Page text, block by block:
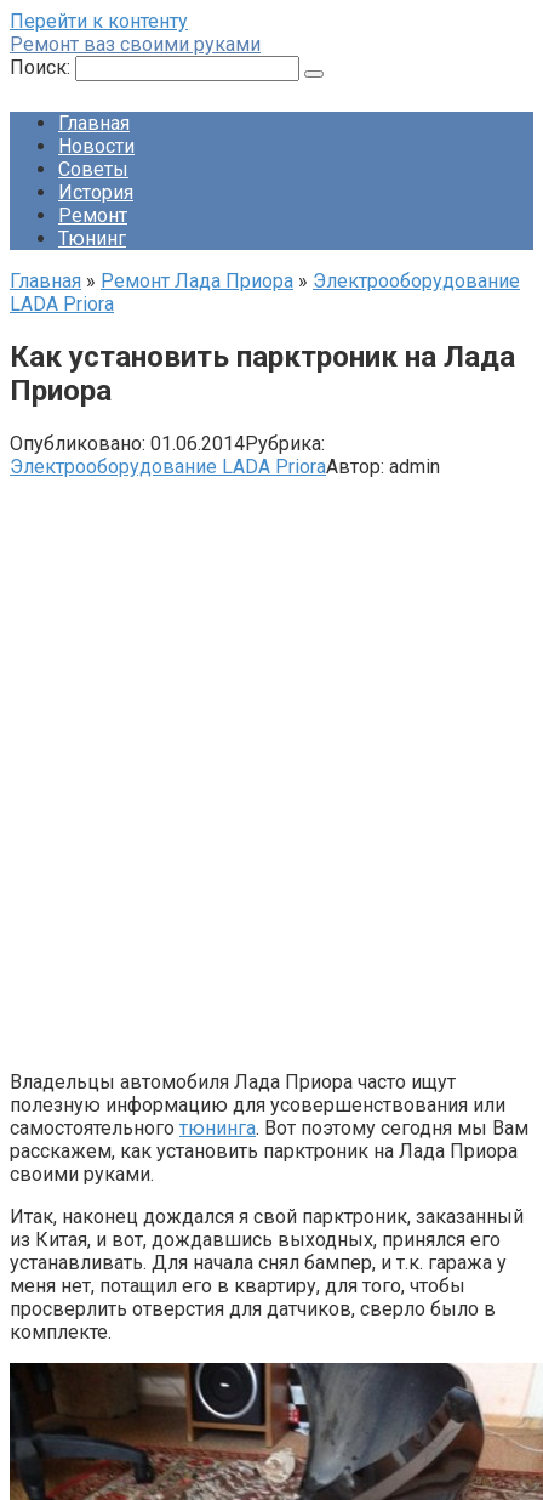
Перейти к контенту
Ремонт ваз своими руками
Поиск:
Главная
Новости
Советы
История
Ремонт
Тюнинг
Главная » Ремонт Лада Приора » Электрооборудование
LADA Priora
Как установить парктроник на Лада
Приора
Опубликовано: 01.06.2014Рубрика:
Электрооборудование LADA PrioraАвтор: admin
Владельцы автомобиля Лада Приора часто ищут
полезную информацию для усовершенствования или
самостоятельного тюнинга. Вот поэтому сегодня мы Вам
расскажем, как установить парктроник на Лада Приора
своими руками.
Итак, наконец дождался я свой парктроник, заказанный
из Китая, и вот, дождавшись выходных, принялся его
устанавливать. Для начала снял бампер, и т.к. гаража у
меня нет, потащил его в квартиру, для того, чтобы
просверлить отверстия для датчиков, сверло было в
комплекте.